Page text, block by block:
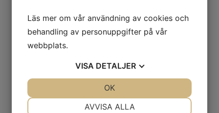
wendy & Glenn (Wanje)
Kattis (Kokos)
Twix
Jack (Toker)
Semla (Arrak)
Wolverine
Rollo
Läs mer om vår användning av cookies och
behandling av personuppgifter på vår
webbplats.
VISA DETALJER
AVVISA ALLA
OK